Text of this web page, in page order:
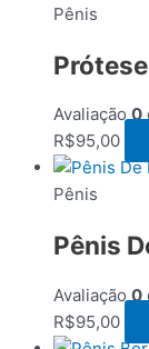
Pênis
Avaliação0
R$95,00
Pênis
Pênis
Avaliação 0
R$95,00